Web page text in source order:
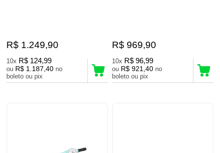
R$ 1.249,90
10x R$ 124,99
ou R$ 1.187,40 no
boleto ou pix
R$ 969,90
10x R$ 96,99
ou R$ 921,40 no
boleto ou pix